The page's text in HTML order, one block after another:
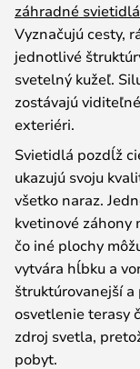
záhradné svietidlá
Vyznačujú cesty,
jednotlivé
svetelný kužeľ.
zostávajú
exteriéri.
Svietidlá pozdĺž
ukazujú svoju
všetko naraz.
kvetinové záhony
čo iné plochy
vytvára hĺbku a
štruktúrovanejší
osvetlenie terasy
zdroj svetla,
pobyt.